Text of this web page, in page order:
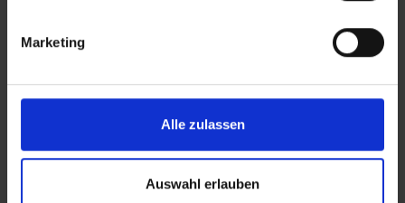
Marketing
Alle zulassen
Auswahl erlauben
Klassifizierung (Landeskategorie) des Hotels
Für 1 Sterne und 2 Sterne Hotels /Unterkünfte
Steuer pro Zimmer und pro Nacht ca. 5 EUR im
April bis Oktober und ca. 1,50 EUR im